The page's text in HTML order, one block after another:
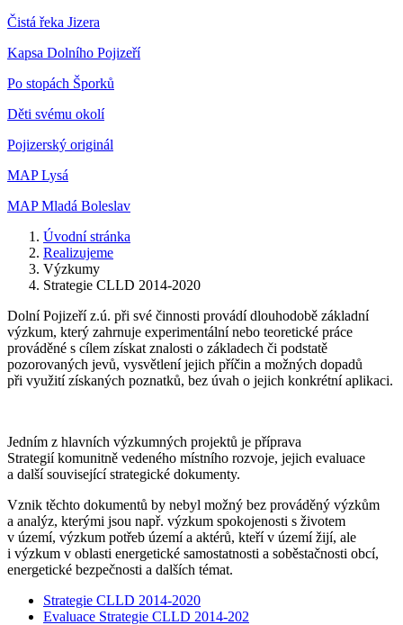
Čistá řeka Jizera
Kapsa Dolního Pojizeří
Po stopách Šporků
Děti svému okolí
Pojizerský originál
MAP Lysá
MAP Mladá Boleslav
Úvodní stránka
Realizujeme
Výzkumy
Strategie CLLD 2014-2020
Dolní Pojizeří z.ú. při své činnosti provádí dlouhodobě základní
výzkum, který zahrnuje experimentální nebo teoretické práce
prováděné s cílem získat znalosti o základech či podstatě
pozorovaných jevů, vysvětlení jejich příčin a možných dopadů
při využití získaných poznatků, bez úvah o jejich konkrétní aplikaci.
Jedním z hlavních výzkumných projektů je příprava
Strategií komunitně vedeného místního rozvoje, jejich evaluace
a další související strategické dokumenty.
Vznik těchto dokumentů by nebyl možný bez prováděný výzkům
a analýz, kterými jsou např. výzkum spokojenosti s životem
v území, výzkum potřeb území a aktérů, kteří v území žijí, ale
i výzkum v oblasti energetické samostatnosti a soběstačnosti obcí,
energetické bezpečnosti a dalších témat.
Strategie CLLD 2014-2020
Evaluace Strategie CLLD 2014-202